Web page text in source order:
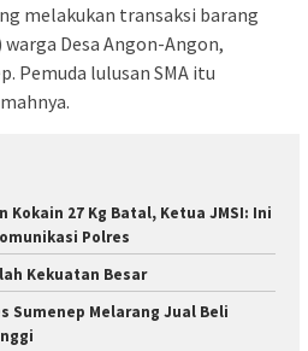
melakukan transaksi barang
Desa Angon-Angon,
Pemuda lulusan SMA itu
Kokain 27 Kg Batal, Ketua JMSI: Ini
Polres
Kekuatan Besar
Sumenep Melarang Jual Beli